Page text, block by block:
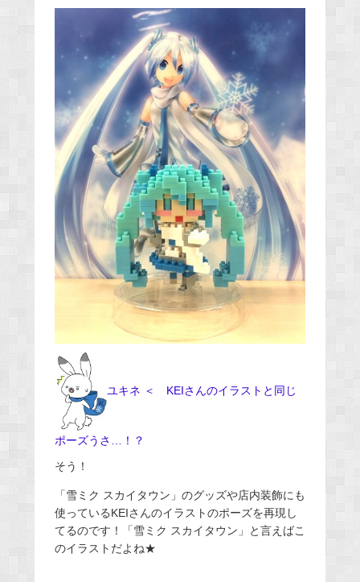
ユキネ ＜ KEIさんのイラストと同じ
ポーズうさ…！？
そう！
「雪ミク スカイタウン」のグッズや店内装飾にも
使っているKEIさんのイラストのポーズを再現し
てるのです！「雪ミク スカイタウン」と言えばこ
のイラストだよね★